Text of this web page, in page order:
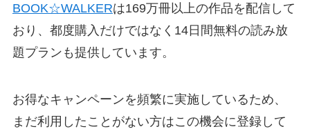
BOOK☆WALKERは169万冊以上の作品を配信して
おり、都度購入だけではなく14日間無料の読み放
題プランも提供しています。
お得なキャンペーンを頻繁に実施しているため、
まだ利用したことがない方はこの機会に登録して